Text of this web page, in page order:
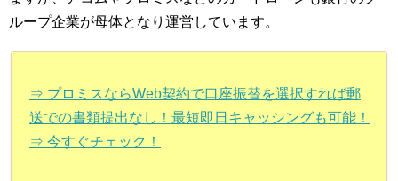
ループ企業が母体となり運営しています。
⇒ プロミスならWeb契約で口座振替を選択すれば郵
送での書類提出なし！最短即日キャッシングも可能！
⇒ 今すぐチェック！